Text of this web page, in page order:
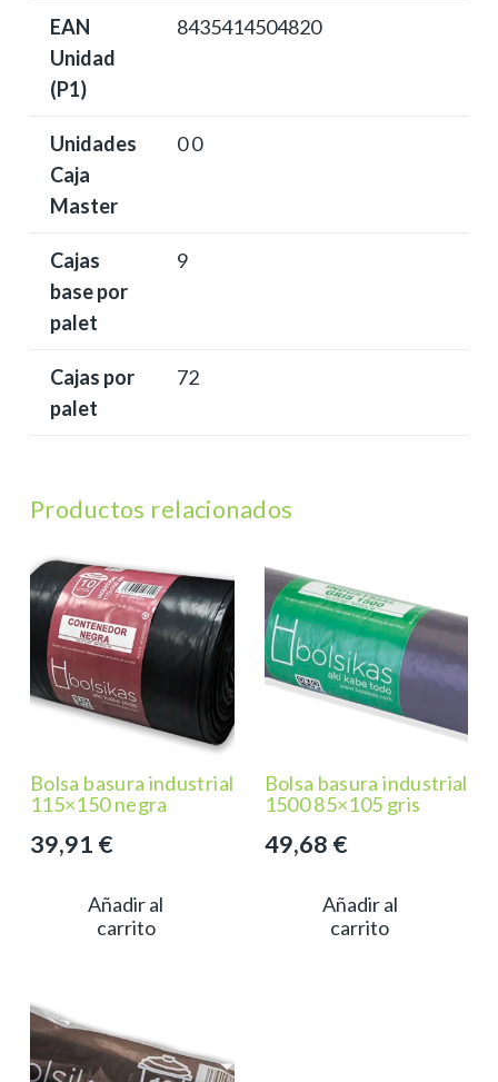
EAN
Unidad
(P1)
8435414504820
Unidades
Caja
Master
0 0
Cajas
base por
palet
9
Cajas por
palet
72
Productos relacionados
Bolsa basura industrial
115×150 negra
39,91 €
Añadir al
carrito
Bolsa basura industrial
1500 85×105 gris
49,68 €
Añadir al
carrito